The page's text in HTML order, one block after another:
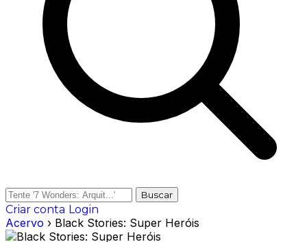
Buscar
Criar conta Login
Acervo › Black Stories: Super Heróis